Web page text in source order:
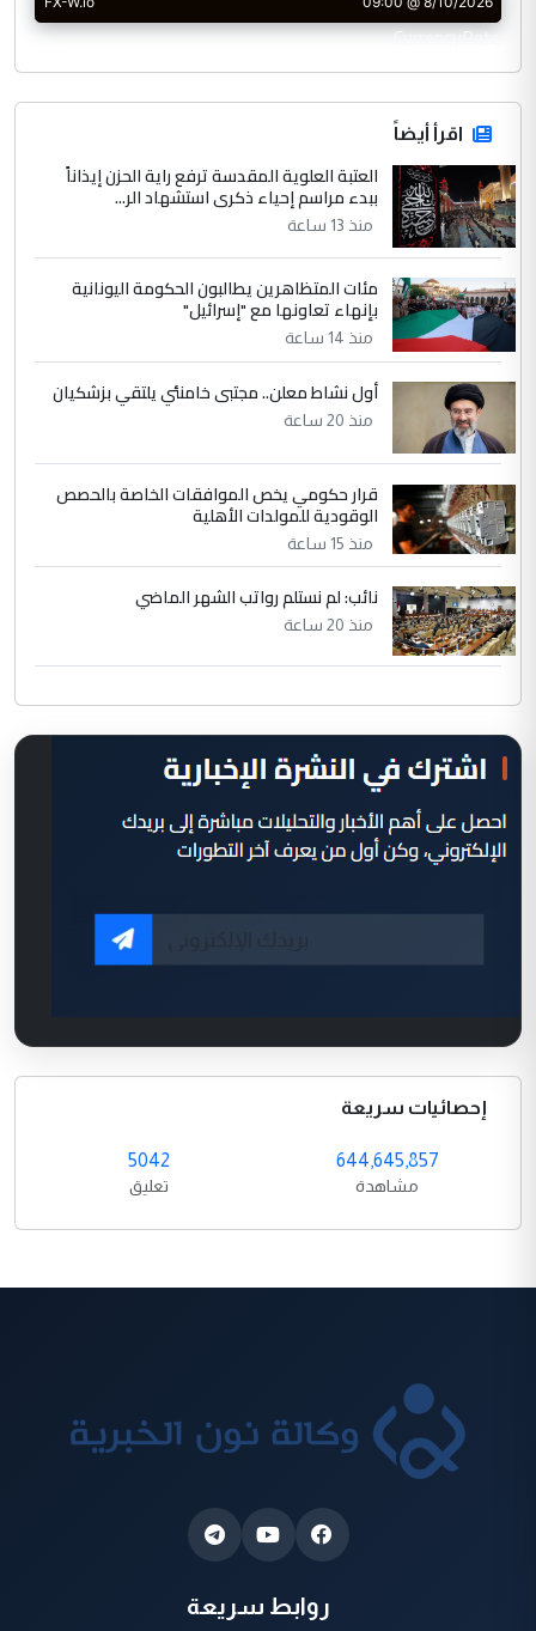
CurrencyRate
اقرأ أيضاً
العتبة العلوية المقدسة ترفع راية الحزن إيذاناً
ببدء مراسم إحياء ذكرى استشهاد الر...
منذ 13 ساعة
مئات المتظاهرين يطالبون الحكومة اليونانية
بإنهاء تعاونها مع "إسرائيل"
منذ 14 ساعة
أول نشاط معلن.. مجتبى خامنئي يلتقي بزشكيان
منذ 20 ساعة
قرار حكومي يخص الموافقات الخاصة بالحصص
الوقودية للمولدات الأهلية
منذ 15 ساعة
نائب: لم نستلم رواتب الشهر الماضي
منذ 20 ساعة
إحصائيات سريعة
644,645,857
مشاهدة
5042
تعليق
روابط سريعة